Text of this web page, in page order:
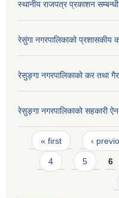
स्थानीय राजपत्र प्रकाशन
रेसुंगा नगरपालिकाको प्रशासकीय
रेसुङ्गा नगरपालिकाको कर तथा
रेसुङ्गा नगरपालिकाको सहकारी
Pages
« first ‹
4 5 6